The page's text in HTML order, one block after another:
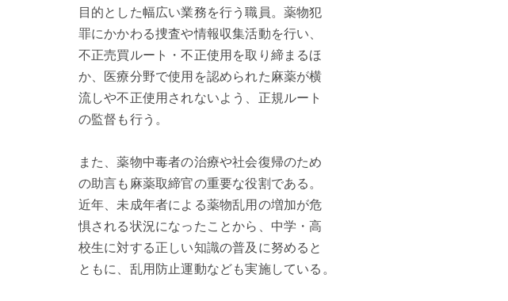
目的とした幅広い業務を行う職員。薬物犯
罪にかかわる捜査や情報収集活動を行い、
不正売買ルート・不正使用を取り締まるほ
か、医療分野で使用を認められた麻薬が横
流しや不正使用されないよう、正規ルート
の監督も行う。
また、薬物中毒者の治療や社会復帰のため
の助言も麻薬取締官の重要な役割である。
近年、未成年者による薬物乱用の増加が危
惧される状況になったことから、中学・高
校生に対する正しい知識の普及に努めると
ともに、乱用防止運動なども実施している。